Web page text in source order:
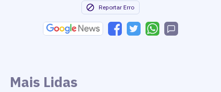
Reportar Erro
Mais Lidas